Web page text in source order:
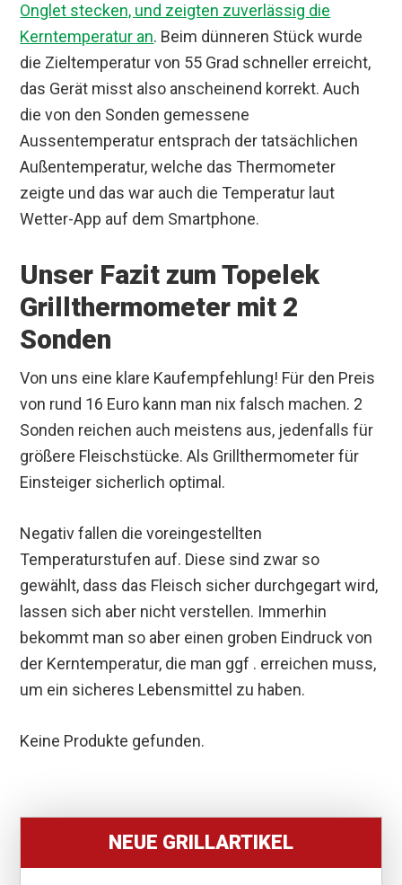
Onglet stecken, und zeigten zuverlässig die
Kerntemperatur an. Beim dünneren Stück wurde
die Zieltemperatur von 55 Grad schneller erreicht,
das Gerät misst also anscheinend korrekt. Auch
die von den Sonden gemessene
Aussentemperatur entsprach der tatsächlichen
Außentemperatur, welche das Thermometer
zeigte und das war auch die Temperatur laut
Wetter-App auf dem Smartphone.
Unser Fazit zum Topelek
Grillthermometer mit 2
Sonden
Von uns eine klare Kaufempfehlung! Für den Preis
von rund 16 Euro kann man nix falsch machen. 2
Sonden reichen auch meistens aus, jedenfalls für
größere Fleischstücke. Als Grillthermometer für
Einsteiger sicherlich optimal.
Negativ fallen die voreingestellten
Temperaturstufen auf. Diese sind zwar so
gewählt, dass das Fleisch sicher durchgegart wird,
lassen sich aber nicht verstellen. Immerhin
bekommt man so aber einen groben Eindruck von
der Kerntemperatur, die man ggf . erreichen muss,
um ein sicheres Lebensmittel zu haben.
Keine Produkte gefunden.
NEUE GRILLARTIKEL